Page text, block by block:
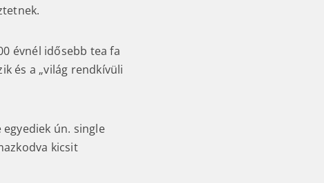
évnél idősebb tea fa
és a „világ rendkívüli
ún. single
kicsit